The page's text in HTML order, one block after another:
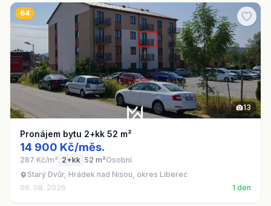
64
13
Pronájem bytu 2+kk 52 m²
14 900 Kč/měs.
287 Kč/m² 2+kk 52 m²Osobní
Starý Dvůr, Hrádek nad Nisou, okres Liberec
06. 08. 2026
1 den